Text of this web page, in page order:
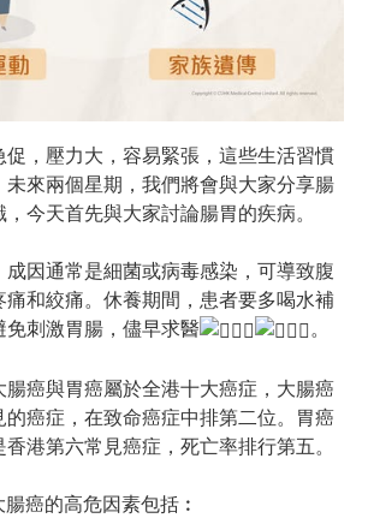
，壓力大，容易緊張，這些生活習慣
來兩個星期，我們將會與大家分享腸
今天首先與大家討論腸胃的疾病。
成因通常是細菌或病毒感染，可導致腹
和絞痛。休養期間，患者要多喝水補
免刺激胃腸，儘早求醫
。
癌與胃癌屬於全港十大癌症，大腸癌
癌症，在致命癌症中排第二位。胃癌
港第六常見癌症，死亡率排行第五。
癌的高危因素包括︰